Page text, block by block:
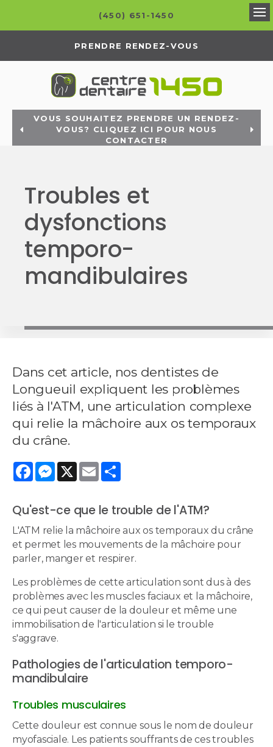
(450) 651-1450
PRENDRE RENDEZ-VOUS
VOUS SOUHAITEZ PRENDRE UN RENDEZ-
VOUS? CLIQUEZ ICI POUR NOUS
CONTACTER
Troubles et
dysfonctions
temporo-
mandibulaires
Dans cet article, nos dentistes de
Longueuil expliquent les problèmes
liés à l'ATM, une articulation complexe
qui relie la mâchoire aux os temporaux
du crâne.
FacebookMessenger
X Email
Qu'est-ce que le trouble de l'ATM?
L'ATM relie la mâchoire aux os temporaux du crâne
et permet les mouvements de la mâchoire pour
parler, manger et respirer.
Les problèmes de cette articulation sont dus à des
problèmes avec les muscles faciaux et la mâchoire,
ce qui peut causer de la douleur et même une
immobilisation de l'articulation si le trouble
s'aggrave.
Pathologies de l'articulation temporo-
mandibulaire
Troubles musculaires
Cette douleur est connue sous le nom de douleur
myofasciale. Les patients souffrants de ces troubles